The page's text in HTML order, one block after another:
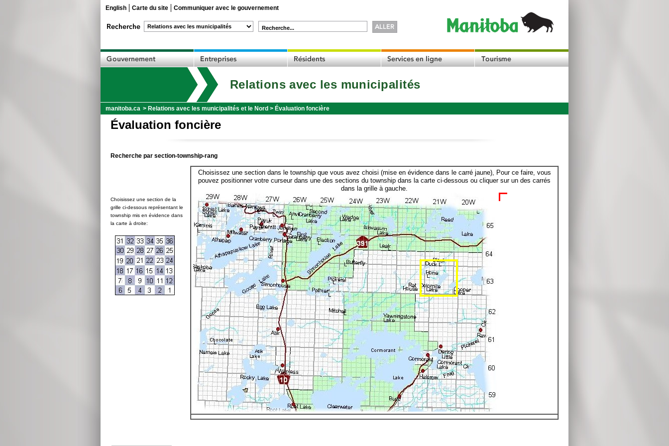
English Carte du site Communiquer avec le gouvernement
Recherche...
Relations avec les municipalités
manitoba.ca > Relations avec les municipalités et le Nord > Évaluation foncière
Évaluation foncière
Recherche par section-township-rang
Choisissez une section de la
grille ci-dessous représentant le
township mis en évidence dans
la carte à droite:
Choisissez une section dans le township que vous avez choisi (mise en évidence dans le carré jaune), Pour ce faire, vous
pouvez positionner votre curseur dans une des sections du township dans la carte ci-dessous ou cliquer sur un des carrés
dans la grille à gauche.